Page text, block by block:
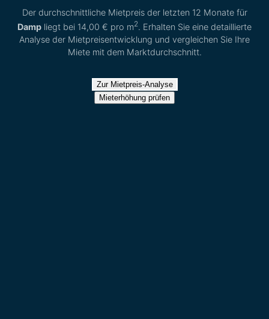
Der durchschnittliche Mietpreis der letzten 12 Monate für
Damp liegt bei 14,00 € pro m2. Erhalten Sie eine detaillierte
Analyse der Mietpreisentwicklung und vergleichen Sie Ihre
Miete mit dem Marktdurchschnitt.
Zur Mietpreis-Analyse
Mieterhöhung prüfen